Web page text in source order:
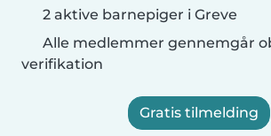
2 aktive barnepiger i Greve
Alle medlemmer gennemgår
verifikation
Gratis tilmelding